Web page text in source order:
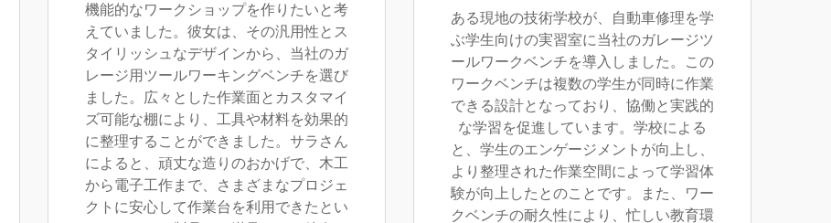
機能的なワークショップを作りたいと考
えていました。彼女は、その汎用性とス
タイリッシュなデザインから、当社のガ
レージ用ツールワーキングベンチを選び
ました。広々とした作業面とカスタマイ
ズ可能な棚により、工具や材料を効果的
に整理することができました。サラさん
によると、頑丈な造りのおかげで、木工
から電子工作まで、さまざまなプロジェ
クトに安心して作業台を利用できたとい
ある現地の技術学校が、自動車修理を学
ぶ学生向けの実習室に当社のガレージツ
ールワークベンチを導入しました。この
ワークベンチは複数の学生が同時に作業
できる設計となっており、協働と実践的
な学習を促進しています。学校による
と、学生のエンゲージメントが向上し、
より整理された作業空間によって学習体
験が向上したとのことです。また、ワー
クベンチの耐久性により、忙しい教育環